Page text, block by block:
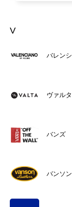
V
バレン
ヴァルタ
バンズ
バンソン